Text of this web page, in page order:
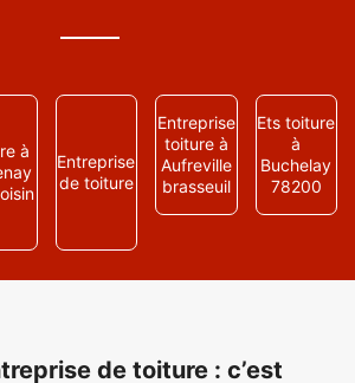
à
Entreprise
de toiture
Entreprise
toiture à
Aufreville
brasseuil
Ets toiture
à
Buchelay
78200
de toiture : c’est